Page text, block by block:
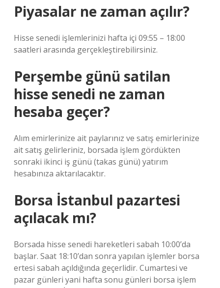
Piyasalar ne zaman açılır?
Hisse senedi işlemlerinizi hafta içi 09:55 – 18:00
saatleri arasında gerçekleştirebilirsiniz.
Perşembe günü satilan
hisse senedi ne zaman
hesaba geçer?
Alım emirlerinize ait paylarınız ve satış emirlerinize
ait satış gelirleriniz, borsada işlem gördükten
sonraki ikinci iş günü (takas günü) yatırım
hesabınıza aktarılacaktır.
Borsa İstanbul pazartesi
açılacak mı?
Borsada hisse senedi hareketleri sabah 10:00’da
başlar. Saat 18:10’dan sonra yapılan işlemler borsa
ertesi sabah açıldığında geçerlidir. Cumartesi ve
pazar günleri yani hafta sonu günleri borsa işlem